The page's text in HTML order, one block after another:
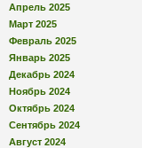
Апрель 2025
Март 2025
Февраль 2025
Январь 2025
Декабрь 2024
Ноябрь 2024
Октябрь 2024
Сентябрь 2024
Август 2024